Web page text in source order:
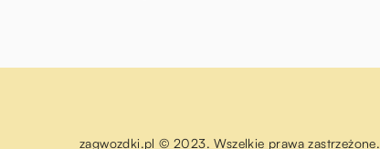
zagwozdki.pl © 2023. Wszelkie prawa zastrzeżone.